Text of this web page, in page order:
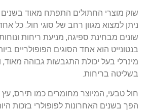
שוק מוצרי החתולים התפתח מאוד בשנים
ניתן למצוא מגוון רחב של סוגי חול. כל
שונים מבחינת ספיגה, מניעת ריחות
בנטונייט הוא אחד הסוגים הפופולריים
מינרלי בעל יכולת התגבשות גבוהה מאוד,
בשליטה בריחות.
חול טבעי, המיוצר מחומרים כמו תירס, עץ
הפך בשנים האחרונות לפופולרי בזכות